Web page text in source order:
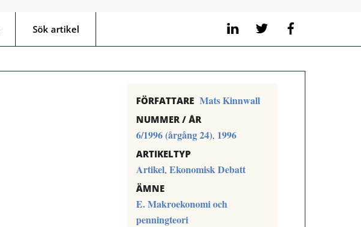
LinkedIn Twitter
Sök artikel
FÖRFATTARE Mats Kinnwall
NUMMER / ÅR
6/1996 (årgång 24), 1996
ARTIKELTYP
Artikel, Ekonomisk Debatt
ÄMNE
E. Makroekonomi och
penningteori